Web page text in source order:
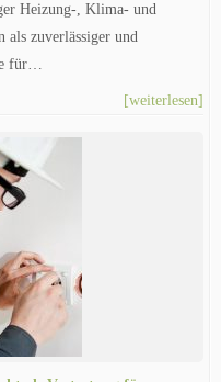
Heizung-, Klima- und
als zuverlässiger und
für…
[weiterlesen]